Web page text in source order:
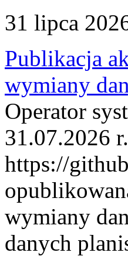
31 lipca
Publikacja
wymiany
Operator
31.07.2026
https://
wymiany
danych